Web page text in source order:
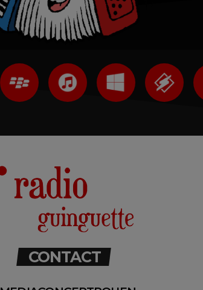
CONTACT